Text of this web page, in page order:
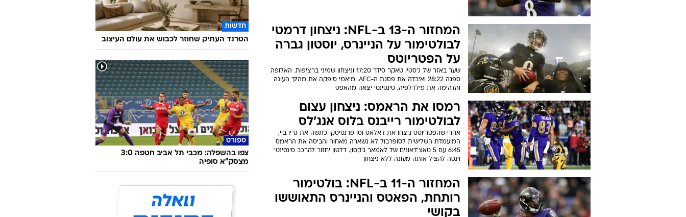
המחזור ה-13 ב-NFL: ניצחון דרמטי
לבולטימור על הניינרס, יוסטון גברה
על הפטריוטס
שער באזר של ג'סטין טאקר סידר 17:20 וניצחון שמיני ברציפות. האלופה
ספגה 28:22 ואיבדה את פסגת ה-AFC. מיאמי סיפקה את מהלך העונה
והדהימה את פילדלפיה, סינסינטי יצאה מהאפס
רמסו את הראמס: ניצחון עצום
לבולטימור רייבנס בלוס אנג'לס
אחרי שהפטריוטס ניצחו את דאלאס וסן פרנסיסקו כתשה את גרין ביי,
המועמדת השלישית לסופרבול לא נשארה מאחור והביסה את הראמס
6:45 עם 5 טאצ'דאונים של לאמאר ג'קסון. דלטון יחזור להרכב סינסינטי
וינסה להציל אותה מעונה ללא ניצחון
המחזור ה-11 ב-NFL: בולטימור
רותחת, הפאטס והניינרס התאוששו
בקושי
חדשות
הטרנד העתיק שחוזר לכבוש את עולם העיצוב
ספורט
צפו בהשפלה: מכבי תל אביב חטפה 3:0
מצסק"א סופיה